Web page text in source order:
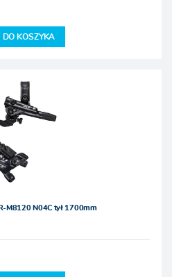
DO KOSZYKA
M8120 N04C tył 1700mm